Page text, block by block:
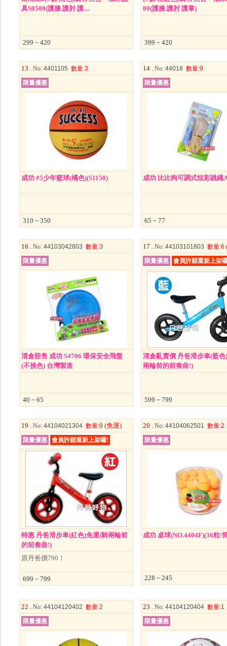
具S0500(護膝.護肘 護....
299 ~ 420
00(護膝.護肘 護掌)
399 ~ 420
13 . No: 4401105 數量:3
限量優惠
成功 #5少年籃球(橘色)(S1150)
310 ~ 350
14 . No: 44018 數量:9
限量優惠
成功 比比狗可調式炫彩跳繩
65 ~ 77
16 . No: 44103042803 數量:3
限量優惠
清倉賠售 成功 S4706 環保安全飛盤
(不挑色) 台灣製造
40 ~ 65
17 . No: 44103101803 數量:6
限量優惠 會員許願重新上架
清倉亂賣價 丹爸滑步車(藍色
兩輪前的前奏曲!)
599 ~ 799
19 . No: 44104021304 數量:9(免運)
限量優惠 會員許願重新上架囉!
特惠 丹爸滑步車(紅色)免運(騎兩輪前
的前奏曲!)
原丹爸價790！
699 ~ 799
20 . No: 44104062501 數量:2
限量優惠
成功 桌球(NO.4404F)(36粒/
228 ~ 245
22 . No: 44104120402 數量:2
限量優惠
23 . No: 44104120404 數量:1
限量優惠